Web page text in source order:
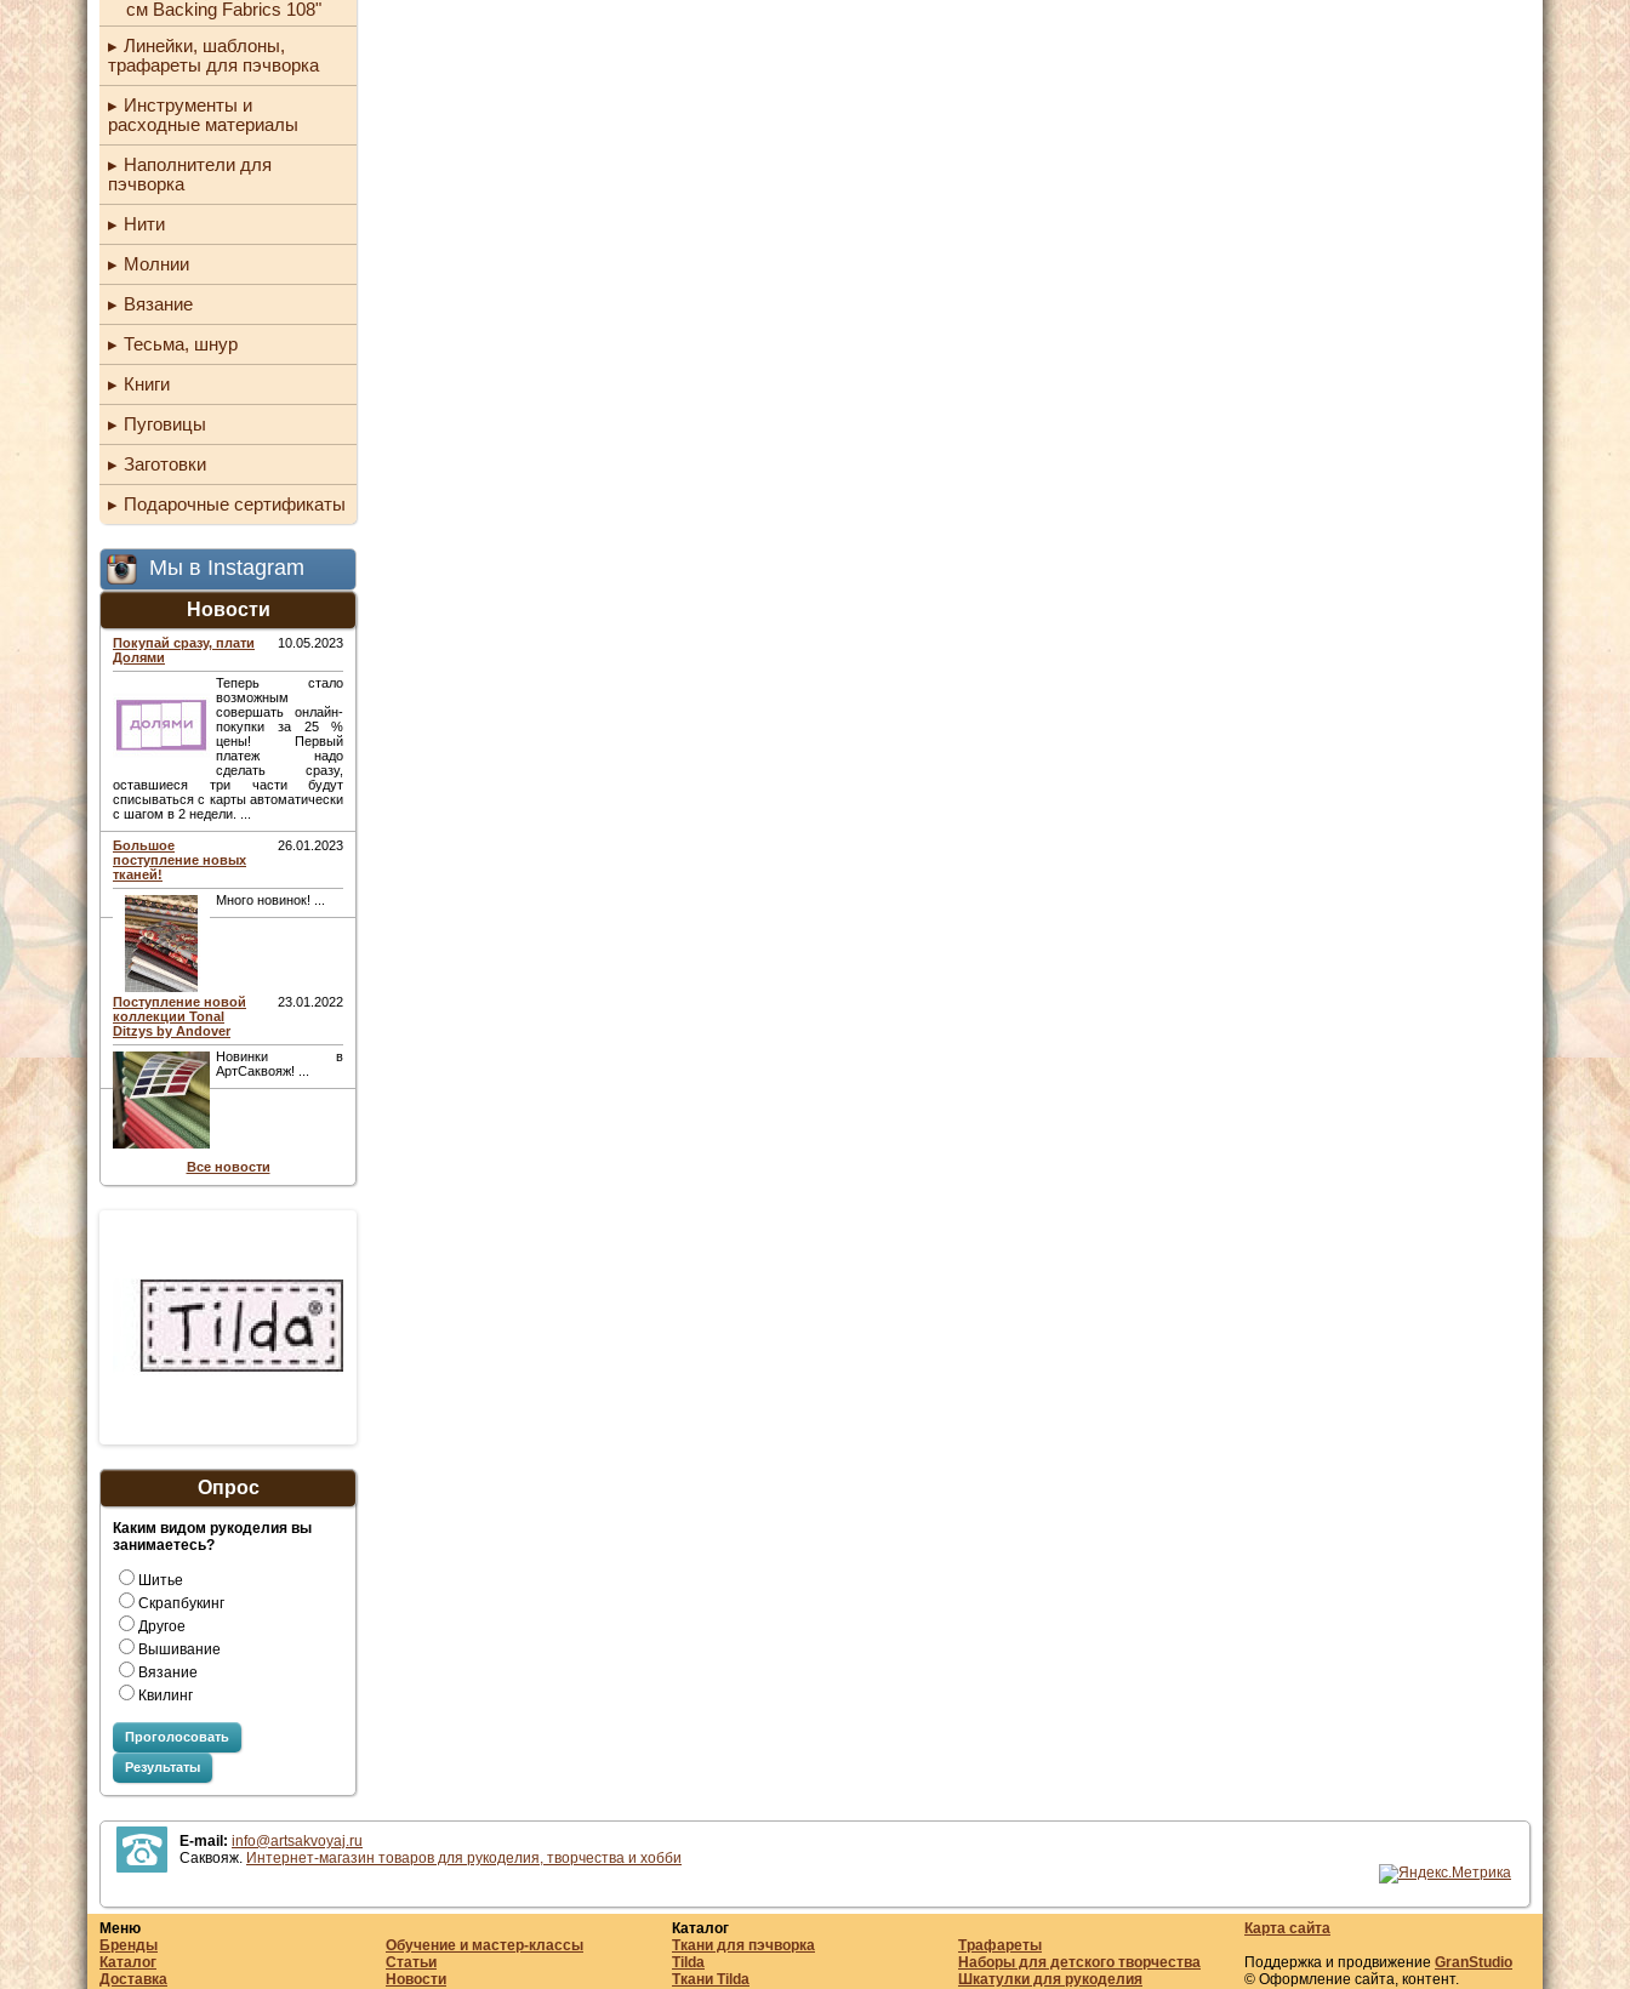
см Backing Fabrics 108"
Линейки, шаблоны,
трафареты для пэчворка
Инструменты и
расходные материалы
Наполнители для
пэчворка
Нити
Молнии
Вязание
Тесьма, шнур
Книги
Пуговицы
Заготовки
Подарочные сертификаты
Мы в Instagram
Новости
Покупай сразу, плати
Долями
10.05.2023
Теперь стало
возможным
совершать онлайн-
покупки за 25 %
цены! Первый
платеж надо
сделать сразу,
оставшиеся три части будут
списываться с карты автоматически
с шагом в 2 недели. ...
Большое
поступление новых
тканей!
26.01.2023
Много новинок! ...
Поступление новой
коллекции Tonal
Ditzys by Andover
23.01.2022
Новинки в
АртСаквояж! ...
Все новости
Опрос
Каким видом рукоделия вы
занимаетесь?
Шитье
Скрапбукинг
Другое
Вышивание
Вязание
Квилинг
Проголосовать
Результаты
E-mail: info@artsakvoyaj.ru
Саквояж. Интернет-магазин товаров для рукоделия, творчества и хобби
Меню
Бренды
Каталог
Доставка
Обучение и мастер-классы
Статьи
Новости
Каталог
Ткани для пэчворка
Tilda
Ткани Tilda
Трафареты
Наборы для детского творчества
Шкатулки для рукоделия
Карта сайта
Поддержка и продвижение GranStudio
© Оформление сайта, контент.